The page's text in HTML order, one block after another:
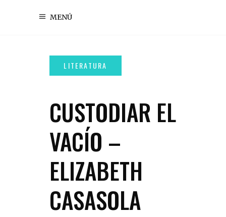
MENÚ
CUSTODIAR EL
VACÍO –
ELIZABETH
CASASOLA